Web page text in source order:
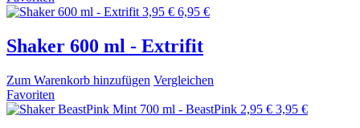
3,95 € 6,95 €
Shaker 600 ml - Extrifit
Zum Warenkorb hinzufügen Vergleichen
Favoriten
2,95 € 3,95 €